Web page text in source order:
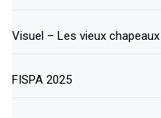
Visuel – Les vieux
FISPA 2025